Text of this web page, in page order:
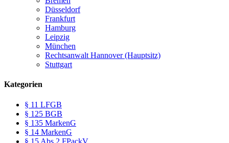
Düsseldorf
Frankfurt
Hamburg
Leipzig
München
Rechtsanwalt Hannover (Hauptsitz)
Stuttgart
Kategorien
§ 11 LFGB
§ 125 BGB
§ 135 MarkenG
§ 14 MarkenG
§ 15 Abs 2 FPackV